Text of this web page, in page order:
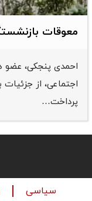
معوقات
احمدی پنجکی، عضو
اجتماعی، از جزئیات
پرداخت…
سیاسی